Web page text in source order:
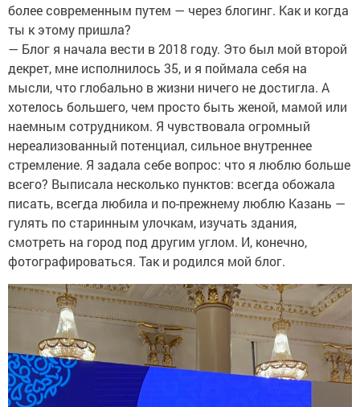
более современным путем — через блогинг. Как и когда
ты к этому пришла?
— Блог я начала вести в 2018 году. Это был мой второй
декрет, мне исполнилось 35, и я поймала себя на
мысли, что глобально в жизни ничего не достигла. А
хотелось большего, чем просто быть женой, мамой или
наемным сотрудником. Я чувствовала огромный
нереализованный потенциал, сильное внутреннее
стремление. Я задала себе вопрос: что я люблю больше
всего? Выписала несколько пунктов: всегда обожала
писать, всегда любила и по-прежнему люблю Казань —
гулять по старинным улочкам, изучать здания,
смотреть на город под другим углом. И, конечно,
фотографироваться. Так и родился мой блог.